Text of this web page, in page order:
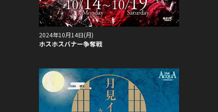
2024年10月14日(月)
ホスホスバナー争奪戦